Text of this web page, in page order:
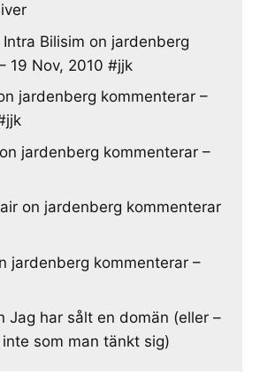
Bilisim on jardenberg
19 Nov, 2010 #jjk
jardenberg kommenterar –
on jardenberg kommenterar –
on jardenberg kommenterar
jardenberg kommenterar –
Jag har sålt en domän (eller –
som man tänkt sig)